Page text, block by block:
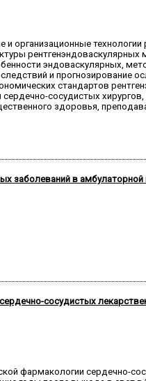
организационные
эндоваскулярных,
и прогнозирование
стандартов
сосудистых хирургов,
здоровья,
заболеваний в амбулаторной
сосудистых
фармакологии сердечно-